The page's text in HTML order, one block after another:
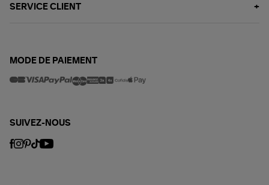
SERVICE CLIENT
MODE DE PAIEMENT
SUIVEZ-NOUS